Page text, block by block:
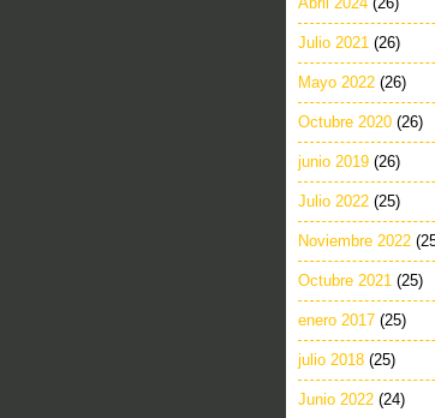
Julio 2021 (26)
Mayo 2022 (26)
Octubre 2020 (26)
junio 2019 (26)
Julio 2022 (25)
Noviembre 2022
Octubre 2021 (25)
enero 2017 (25)
julio 2018 (25)
Junio 2022 (24)